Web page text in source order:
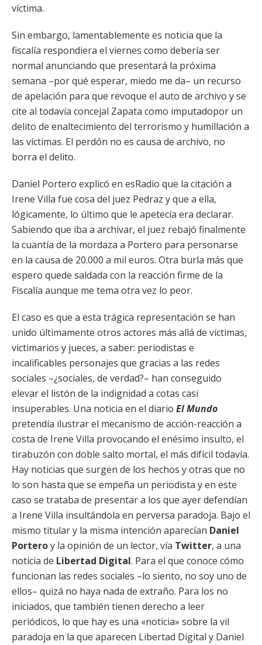
víctima.
Sin embargo, lamentablemente es noticia que la
fiscalía respondiera el viernes como debería ser
normal anunciando que presentará la próxima
semana –por qué esperar, miedo me da– un recurso
de apelación para que revoque el auto de archivo y se
cite al todavía concejal Zapata como imputadopor un
delito de enaltecimiento del terrorismo y humillación a
las víctimas. El perdón no es causa de archivo, no
borra el delito.
Daniel Portero explicó en esRadio que la citación a
Irene Villa fue cosa del juez Pedraz y que a ella,
lógicamente, lo último que le apetecía era declarar.
Sabiendo que iba a archivar, el juez rebajó finalmente
la cuantía de la mordaza a Portero para personarse
en la causa de 20.000 a mil euros. Otra burla más que
espero quede saldada con la reacción firme de la
Fiscalía aunque me tema otra vez lo peor.
El caso es que a esta trágica representación se han
unido últimamente otros actores más allá de víctimas,
victimarios y jueces, a saber: periodistas e
incalificables personajes que gracias a las redes
sociales –¿sociales, de verdad?– han conseguido
elevar el listón de la indignidad a cotas casi
insuperables. Una noticia en el diario El Mundo
pretendía ilustrar el mecanismo de acción-reacción a
costa de Irene Villa provocando el enésimo insulto, el
tirabuzón con doble salto mortal, el más difícil todavía.
Hay noticias que surgen de los hechos y otras que no
lo son hasta que se empeña un periodista y en este
caso se trataba de presentar a los que ayer defendían
a Irene Villa insultándola en perversa paradoja. Bajo el
mismo titular y la misma intención aparecían Daniel
Porteroy la opinión de un lector, vía Twitter, a una
noticia de Libertad Digital. Para el que conoce cómo
funcionan las redes sociales –lo siento, no soy uno de
ellos– quizá no haya nada de extraño. Para los no
iniciados, que también tienen derecho a leer
periódicos, lo que hay es una «noticia» sobre la vil
paradoja en la que aparecen Libertad Digital y Daniel